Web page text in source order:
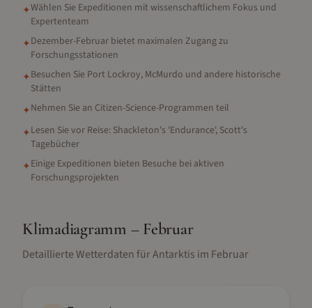
✦Wählen Sie Expeditionen mit wissenschaftlichem Fokus und
Expertenteam
✦Dezember-Februar bietet maximalen Zugang zu
Forschungsstationen
✦Besuchen Sie Port Lockroy, McMurdo und andere historische
Stätten
✦Nehmen Sie an Citizen-Science-Programmen teil
✦Lesen Sie vor Reise: Shackleton's 'Endurance', Scott's
Tagebücher
✦Einige Expeditionen bieten Besuche bei aktiven
Forschungsprojekten
Klimadiagramm – Februar
Detaillierte Wetterdaten fürAntarktis im Februar